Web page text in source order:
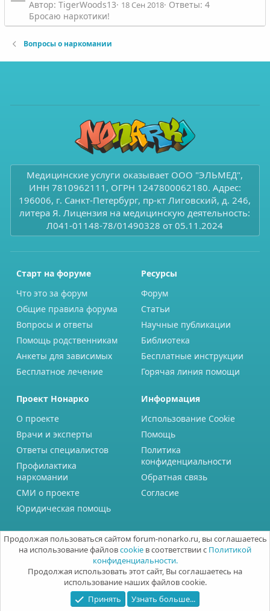
Автор: TigerWoods13 18 Сен 2018 Ответы: 4
Бросаю наркотики!
Вопросы о наркомании
Медицинские услуги оказывает ООО "ЭЛЬМЕД",
ИНН 7810962111, ОГРН 1247800062180. Адрес:
196006, г. Санкт-Петербург, пр-кт Лиговский, д. 246,
литера Я. Лицензия на медицинскую деятельность:
Л041-01148-78/01490328 от 05.11.2024
Старт на форуме
Что это за форум
Общие правила форума
Вопросы и ответы
Помощь родственникам
Анкеты для зависимых
Бесплатное лечение
Ресурсы
Форум
Статьи
Научные публикации
Библиотека
Бесплатные инструкции
Горячая линия помощи
Проект Нонарко
О проекте
Врачи и эксперты
Ответы специалистов
Профилактика
наркомании
СМИ о проекте
Юридическая помощь
Информация
Использование Cookie
Помощь
Политика
конфиденциальности
Обратная связь
Согласие
Продолжая пользоваться сайтом forum-nonarko.ru, вы соглашаетесь
на использование файловcookie в соответствии с Политикой
конфиденциальности.
Продолжая использовать этот сайт, Вы соглашаетесь на
использование наших файлов cookie.
Принять
Узнать больше...